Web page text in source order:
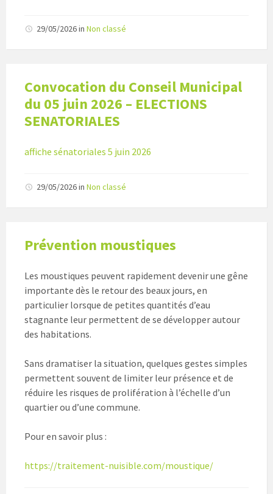
29/05/2026in Non classé
Convocation du Conseil Municipal
du 05 juin 2026 – ELECTIONS
SENATORIALES
affiche sénatoriales 5 juin 2026
29/05/2026in Non classé
Prévention moustiques
Les moustiques peuvent rapidement devenir une gêne
importante dès le retour des beaux jours, en
particulier lorsque de petites quantités d’eau
stagnante leur permettent de se développer autour
des habitations.
Sans dramatiser la situation, quelques gestes simples
permettent souvent de limiter leur présence et de
réduire les risques de prolifération à l’échelle d’un
quartier ou d’une commune.
Pour en savoir plus :
https://traitement-nuisible.com/moustique/